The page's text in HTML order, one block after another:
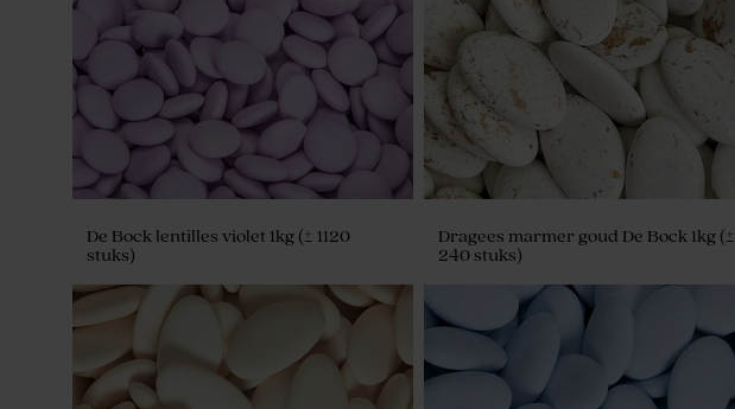
De Bock lentilles violet 1kg (± 1120
stuks)
Dragees marmer goud De Bock 1kg (±
240 stuks)